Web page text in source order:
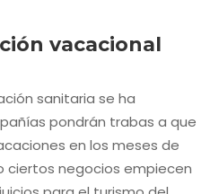
vacacional
sanitaria se ha
pondrán trabas a que
en los meses de
ciertos negocios empiecen